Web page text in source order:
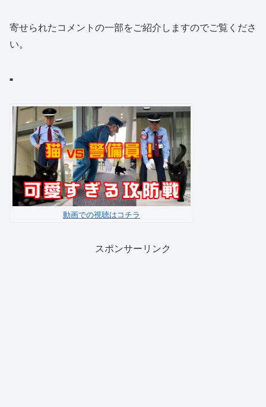
寄せられたコメントの一部をご紹介しますのでご覧くださ
い。
■
動画での視聴はコチラ
スポンサーリンク